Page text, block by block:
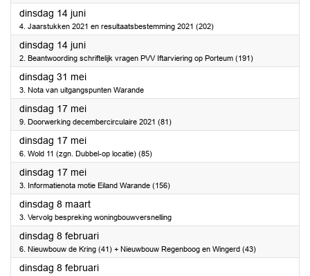
dinsdag 14 juni2022
4. Jaarstukken 2021 en resultaatsbestemming 2021 (202)
dinsdag 14 juni2022
2. Beantwoording schriftelijk vragen PVV Iftarviering op Porteum (191)
dinsdag 31 mei2022
3. Nota van uitgangspunten Warande
dinsdag 17 mei2022
9. Doorwerking decembercirculaire 2021 (81)
dinsdag 17 mei2022
6. Wold 11 (zgn. Dubbel-op locatie) (85)
dinsdag 17 mei2022
3. Informatienota motie Eiland Warande (156)
dinsdag 8 maart2022
3. Vervolg bespreking woningbouwversnelling
dinsdag 8 februari2022
6. Nieuwbouw de Kring (41) + Nieuwbouw Regenboog en Wingerd (43)
dinsdag 8 februari2022